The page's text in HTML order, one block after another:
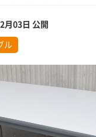
月03日 公開
ル